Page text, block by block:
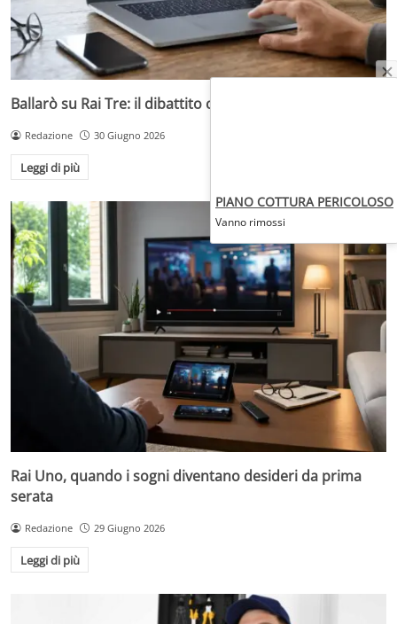
Ballarò su Rai Tre: il dibattito che accende la serata
Redazione 30 Giugno 2026
Leggi di più
Rai Uno, quando i sogni diventano desideri da prima
serata
Redazione 29 Giugno 2026
Leggi di più
PIANO COTTURA PERICOLOSO
Vanno rimossi